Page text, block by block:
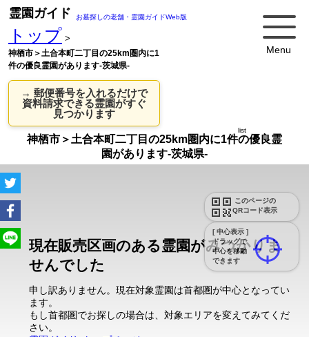
Menu
霊園ガイド お墓探しの老舗・霊園ガイドWeb版
トップ >
神栖市＞土合本町二丁目の25km圏内に1
件の優良霊園があります-茨城県-
→ 郵便番号を入れるだけで
資料請求できる霊園がすぐ
見つかります
神栖市＞土合本町二丁目の25km圏内に1件の優良霊
園があります-茨城県-
このページの
QRコード表示
[ 中心表示 ]
ドラッグで
中心を移動
できます
list
現在販売区画のある霊園がみつかりま
せんでした
申し訳ありません。現在対象霊園は首都圏が中心となってい
ます。
もし首都圏でお探しの場合は、対象エリアを変えてみてくだ
さい。